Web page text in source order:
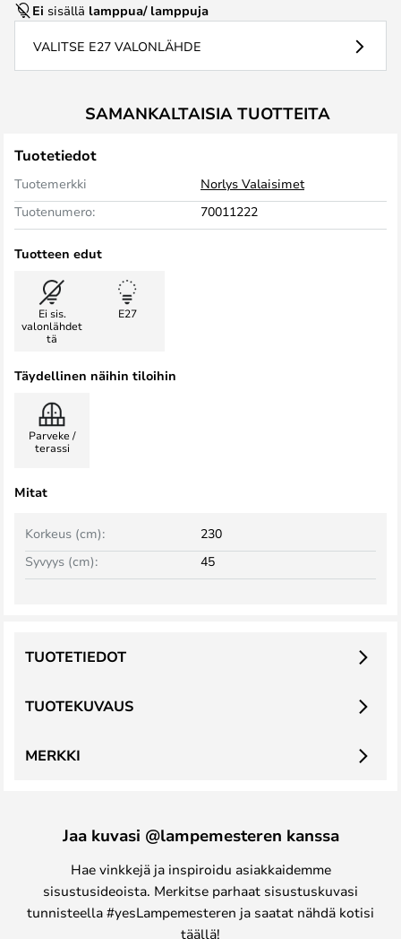
Ei sisällä lamppua/ lamppuja
VALITSE E27 VALONLÄHDE
SAMANKALTAISIA TUOTTEITA
Tuotetiedot
Tuotemerkki
Norlys Valaisimet
Tuotenumero:
70011222
Tuotteen edut
Ei sis.
valonlähdet
tä
E27
Täydellinen näihin tiloihin
Parveke /
terassi
Mitat
Korkeus (cm):
230
Syvyys (cm):
45
TUOTEKUVAUS
TUOTETIEDOT
MERKKI
Jaa kuvasi @lampemesteren kanssa
Hae vinkkejä ja inspiroidu asiakkaidemme
sisustusideoista. Merkitse parhaat sisustuskuvasi
tunnisteella #yesLampemesteren ja saatat nähdä kotisi
täällä!